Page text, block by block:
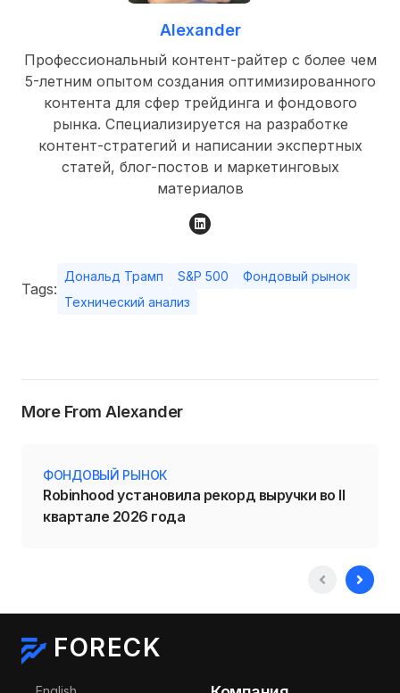
Alexander
Профессиональный контент-райтер с более чем
5-летним опытом создания оптимизированного
контента для сфер трейдинга и фондового
рынка. Специализируется на разработке
контент-стратегий и написании экспертных
статей, блог-постов и маркетинговых
материалов
Tags:
Дональд Трамп S&P 500
Фондовый рынок
Технический анализ
More From Alexander
ФОНДОВЫЙ РЫНОК
Robinhood установила рекорд выручки во II
квартале 2026 года
FORECK